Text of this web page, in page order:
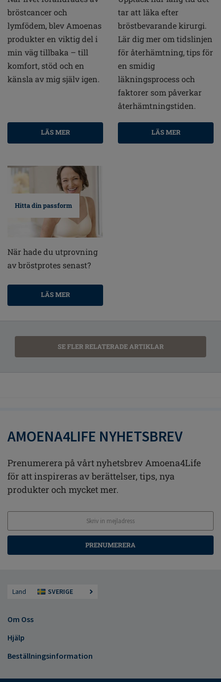
bröstcancer och
lymfödem, blev Amoenas
produkter en viktig del i
min väg tillbaka – till
komfort, stöd och en
känsla av mig själv igen.
LÄS MER
tar att läka efter
bröstbevarande kirurgi.
Lär dig mer om tidslinjen
för återhämtning, tips för
en smidig
läkningsprocess och
faktorer som påverkar
återhämtningstiden.
LÄS MER
Hitta din passform
När hade du utprovning
av bröstprotes senast?
LÄS MER
SE FLER RELATERADE ARTIKLAR
AMOENA4LIFE NYHETSBREV
Prenumerera på vårt nyhetsbrev Amoena4Life
för att inspireras av berättelser, tips, nya
produkter och mycket mer.
PRENUMERERA
Land SVERIGE
Om Oss
Hjälp
Beställningsinformation